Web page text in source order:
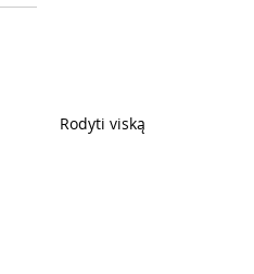
Rodyti viską